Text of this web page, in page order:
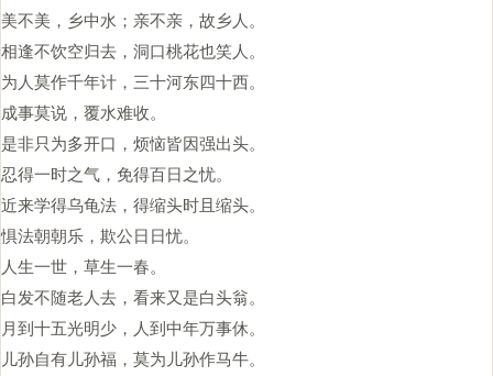
美不美，乡中水；亲不亲，故乡人。
相逢不饮空归去，洞口桃花也笑人。
为人莫作千年计，三十河东四十西。
成事莫说，覆水难收。
是非只为多开口，烦恼皆因强出头。
忍得一时之气，免得百日之忧。
近来学得乌龟法，得缩头时且缩头。
惧法朝朝乐，欺公日日忧。
人生一世，草生一春。
白发不随老人去，看来又是白头翁。
月到十五光明少，人到中年万事休。
儿孙自有儿孙福，莫为儿孙作马牛。